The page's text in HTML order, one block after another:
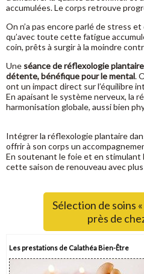
accumulées. Le corps retrouve
On n’a pas encore parlé de stress et
qu’avec toute cette fatigue
coin, prêts à surgir à la moindre
Une séance de réflexologie
détente, bénéfique pour le mental.
ont un impact direct sur l’équilibre
En apaisant le système nerveux, la
harmonisation globale, aussi bien
Intégrer la réflexologie plantaire
offrir à son corps un
En soutenant le foie et en stimulant
cette saison de renouveau avec
Sélection de soins
près de
Les prestations de Calathéa Bien-Être